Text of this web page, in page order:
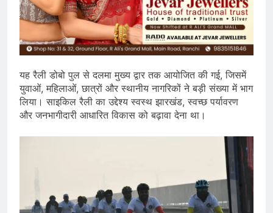
यह रैली डोबो पुल से दलमा मुख्य द्वार तक आयोजित की गई, जिसमें
युवाओं, महिलाओं, छात्रों और स्थानीय नागरिकों ने बड़ी संख्या में भाग
लिया। साइकिल रैली का उद्देश्य स्वस्थ झारखंड, स्वच्छ पर्यावरण
और जनभागीदारी आधारित विकास को बढ़ावा देना था।